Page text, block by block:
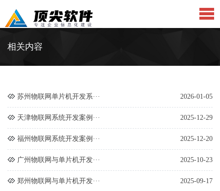
相关内容
苏州物联网单片机开发系··· 2026-01-05
天津物联网系统开发案例··· 2025-12-29
福州物联网系统开发案例··· 2025-12-20
广州物联网与单片机开发··· 2025-10-23
郑州物联网与单片机开发··· 2025-09-17